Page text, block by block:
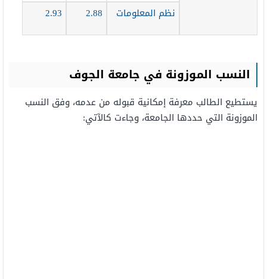
نظم المعلومات 2.88
2.93
النسب الموزونة في جامعة الجوف
يستطيع الطالب معرفة إمكانية قبوله من عدمه، وفق النسب
الموزونة التي حددها الجامعة، وجاءت كالآتي: